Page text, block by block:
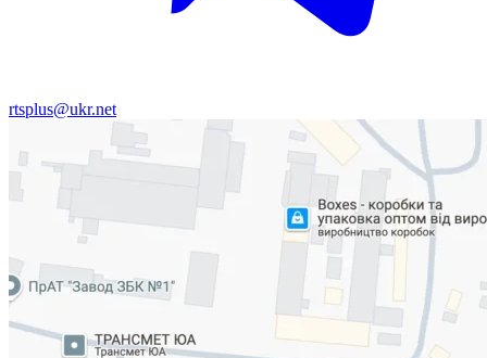
rtsplus@ukr.net